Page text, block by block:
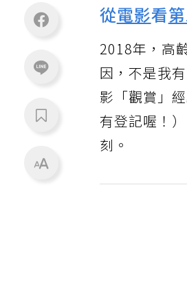
從電影看
2018年，高
因，不是我
影「觀賞」
有登記喔！
刻。